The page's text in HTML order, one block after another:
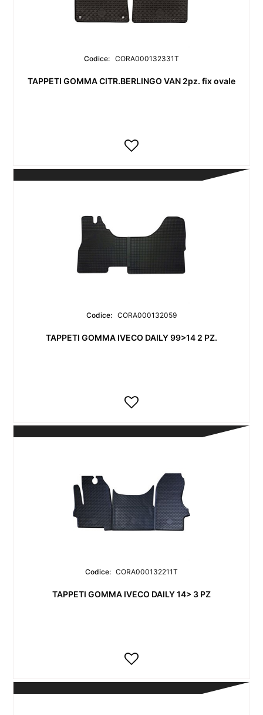
Codice: CORA000132331T
TAPPETI GOMMA CITR.BERLINGO VAN 2pz. fix ovale
Codice: CORA000132059
TAPPETI GOMMA IVECO DAILY 99>14 2 PZ.
Codice: CORA000132211T
TAPPETI GOMMA IVECO DAILY 14> 3 PZ